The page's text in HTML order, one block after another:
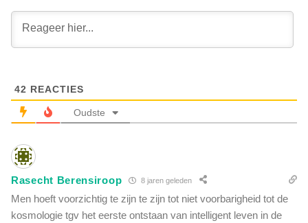
o
g
e
z
?
z
e
s
w
r
d
j
e
42 REACTIES
Oudste
Rasecht Berensiroop 8 jaren geleden
Men hoeft voorzichtig te zijn te zijn tot niet voorbarigheid tot de
kosmologie tgv het eerste ontstaan van intelligent leven in de